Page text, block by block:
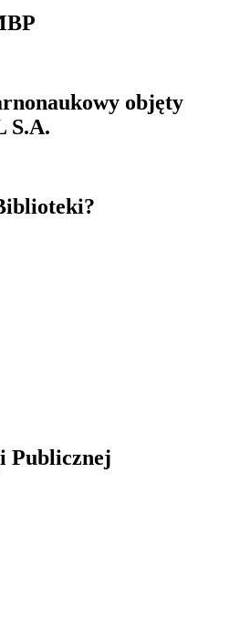
objęty
S.A.
Publicznej